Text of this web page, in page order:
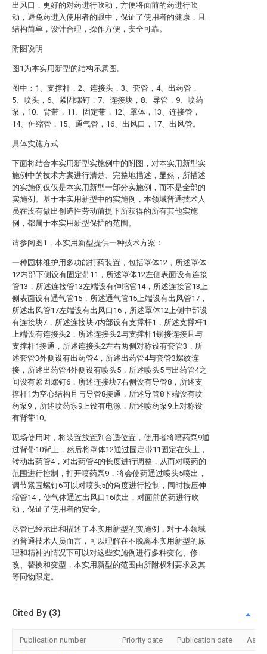
出风口，更好的对药进行吹动，方便将面前的药进行吹
动，避免药进入使用者的眼中，保证了使用者的健康，且
结构简单，设计合理，操作方便，安全可靠。
附图说明
图1为本实用新型的结构示意图。
图中：1、支撑杆，2、连接头，3、套管，4、出药管，
5、喷头，6、紧固螺钉，7、连接块，8、导管，9、喷药
泵，10、背带，11、固定带，12、罩体，13、连接管，
14、伸缩管，15、通气管，16、出风口，17、出风管。
具体实施方式
下面将结合本实用新型实施例中的附图，对本实用新型实
施例中的技术方案进行清楚、完整地描述，显然，所描述
的实施例仅仅是本实用新型一部分实施例，而不是全部的
实施例。基于本实用新型中的实施例，本领域普通技术人
员在没有做出创造性劳动前提下所获得的所有其他实施
例，都属于本实用新型保护的范围。
请参阅图1，本实用新型提供一种技术方案：
一种园林维护用多功能打药装置，包括罩体12，所述罩体
12内部下侧设有固定带11，所述罩体12左侧表面设有连接
管13，所述连接管13左端设有伸缩管14，所述连接管13上
侧表面设有通气管15，所述通气管15上端设有出风管17，
所述出风管17左端设有出风口16，所述罩体12上侧中部设
有连接块7，所述连接块7内部设有支撑杆1，所述支撑杆1
上端设有连接头2，所述连接头2与支撑杆1铆接连接且与
支撑杆1接通，所述连接头2左右两侧对称设有套管3，所
述套管3外侧设有出药管4，所述出药管4与套管3螺纹连
接，所述出药管4外侧设有喷头5，所述喷头5与出药管4之
间设有紧固螺钉6，所述连接块7右侧设有导管8，所述支
撑杆1为空心结构且与导管8接通，所述导管8下端设有喷
药泵9，所述喷药泵9上设有电源，所述喷药泵9上对称设
有背带10。
现场使用时，将装置放置到合适位置，使用者将喷药泵9通
过背带10背上，然后将罩体12通过固定带11固定在头上，
转动出药管4，对出药管4的长度进行调整，从而对喷药的
范围进行控制，打开喷药泵9，将会使药通过喷头5喷出，
调节紧固螺钉6可以对喷头5的角度进行控制，同时按压伸
缩管14，使气体通过出风口16吹出，对面前的药进行吹
动，保证了使用者的安全。
尽管已经示出和描述了本实用新型的实施例，对于本领域
的普通技术人员而言，可以理解在不脱离本实用新型的原
理和精神的情况下可以对这些实施例进行多种变化、修
改、替换和变型，本实用新型的范围由所附权利要求及其
等同物限定。
Cited By (3)
Publication number Priority date Publication date